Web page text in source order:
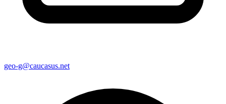
geo-g@caucasus.net